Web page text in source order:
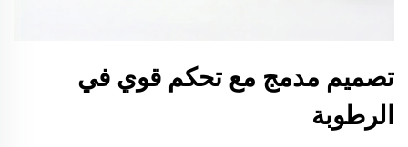
تصميم مدمج مع تحكم قوي في
الرطوبة